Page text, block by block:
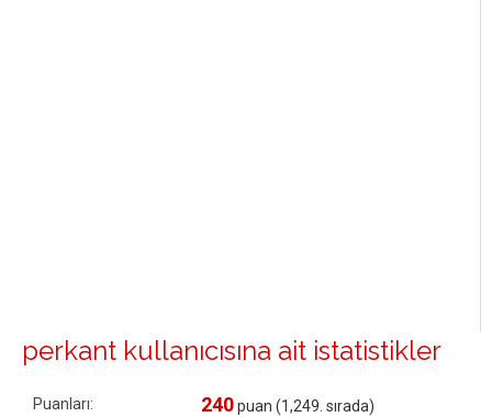
perkant kullanıcısına ait istatistikler
Puanları: 240puan (1,249 . sırada)